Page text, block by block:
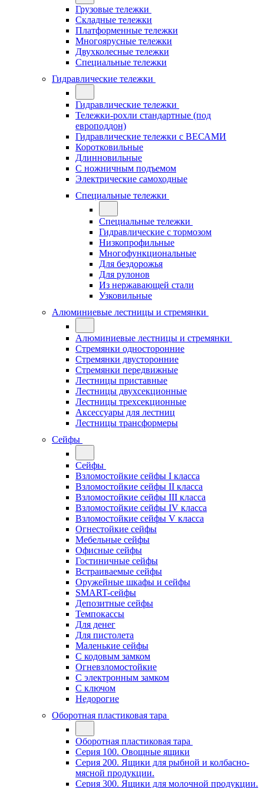
Грузовые тележки
Складные тележки
Платформенные тележки
Многоярусные тележки
Двухколесные тележки
Специальные тележки
Гидравлические тележки
Гидравлические тележки
Тележки-рохли стандартные (под
европоддон)
Гидравлические тележки с ВЕСАМИ
Коротковильные
Длинновильные
С ножничным подъемом
Электрические самоходные
Специальные тележки
Специальные тележки
Гидравлические с тормозом
Низкопрофильные
Многофункциональные
Для бездорожья
Для рулонов
Из нержавающей стали
Узковильные
Алюминиевые лестницы и стремянки
Алюминиевые лестницы и стремянки
Стремянки односторонние
Стремянки двусторонние
Стремянки передвижные
Лестницы приставные
Лестницы двухсекционные
Лестницы трехсекционные
Аксессуары для лестниц
Лестницы трансформеры
Сейфы
Сейфы
Взломостойкие сейфы I класса
Взломостойкие сейфы II класса
Взломостойкие сейфы III класса
Взломостойкие сейфы IV класса
Взломостойкие сейфы V класса
Огнестойкие сейфы
Мебельные сейфы
Офисные сейфы
Гостиничные сейфы
Встраиваемые сейфы
Оружейные шкафы и сейфы
SMART-сейфы
Депозитные сейфы
Темпокассы
Для денег
Для пистолета
Маленькие сейфы
С кодовым замком
Огневзломостойкие
С электронным замком
С ключом
Недорогие
Оборотная пластиковая тара
Оборотная пластиковая тара
Серия 100. Овощные ящики
Серия 200. Ящики для рыбной и колбасно-
мясной продукции.
Серия 300. Ящики для молочной продукции.